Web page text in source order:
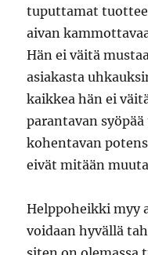
tuputtamat
aivan
Hän ei väitä
asiakasta
kaikkea hän ei
parantavan
kohentavan
eivät mitään
Helppoheikki myy
voidaan hyvällä